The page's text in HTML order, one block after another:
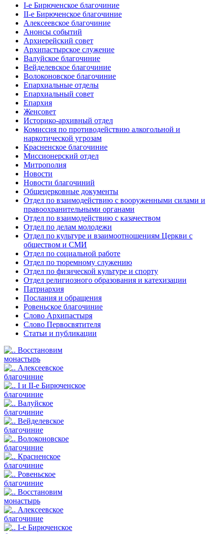
I-е Бирюченское благочиние
II-е Бирюченское благочиние
Алексеевское благочиние
Анонсы событий
Архиерейский совет
Архипастырское служение
Валуйское благочиние
Вейделевское благочиние
Волоконовское благочиние
Епархиальные отделы
Епархиальный совет
Епархия
Женсовет
Историко-архивный отдел
Комиссия по противодействию алкогольной и
наркотической угрозам
Красненское благочиние
Миссионерский отдел
Митрополия
Новости
Новости благочиний
Общецерковные документы
Отдел по взаимодействию с вооруженными силами и
правоохранительными органами
Отдел по взаимодействию с казачеством
Отдел по делам молодежи
Отдел по культуре и взаимоотношениям Церкви с
обществом и СМИ
Отдел по социальной работе
Отдел по тюремному служению
Отдел по физической культуре и спорту
Отдел религиозного образования и катехизации
Патриархия
Послания и обращения
Ровеньское благочиние
Слово Архипастыря
Слово Первосвятителя
Статьи и публикации
Восстановим
монастырь
Алексеевское
благочиние
I и II-е Бирюченское
благочиние
Валуйское
благочиние
Вейделевское
благочиние
Волоконовское
благочиние
Красненское
благочиние
Ровеньское
благочиние
Восстановим
монастырь
Алексеевское
благочиние
I-е Бирюченское